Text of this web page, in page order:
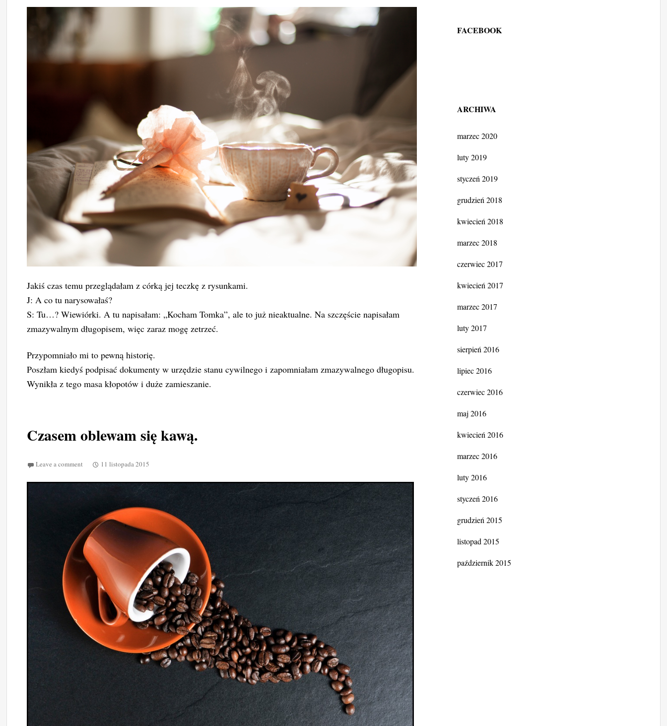
Jakiś czas temu przeglądałam z córką jej teczkę z rysunkami.
J: A co tu narysowałaś?
S: Tu…? Wiewiórki. A tu napisałam: „Kocham Tomka”, ale to już nieaktualne. Na szczęście napisałam
zmazywalnym długopisem, więc zaraz mogę zetrzeć.
Przypomniało mi to pewną historię.
Poszłam kiedyś podpisać dokumenty w urzędzie stanu cywilnego i zapomniałam zmazywalnego długopisu.
Wynikła z tego masa kłopotów i duże zamieszanie.
Czasem oblewam się kawą.
Leave a comment 11 listopada 2015
FACEBOOK
ARCHIWA
marzec 2020
luty 2019
styczeń 2019
grudzień 2018
kwiecień 2018
marzec 2018
czerwiec 2017
kwiecień 2017
marzec 2017
luty 2017
sierpień 2016
lipiec 2016
czerwiec 2016
maj 2016
kwiecień 2016
marzec 2016
luty 2016
styczeń 2016
grudzień 2015
listopad 2015
październik 2015